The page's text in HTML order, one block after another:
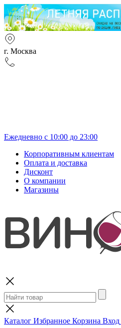
г. Москва
Ежедневно с 10:00 до 23:00
Корпоративным клиентам
Оплата и доставка
Дисконт
О компании
Магазины
Каталог Избранное Корзина Вход